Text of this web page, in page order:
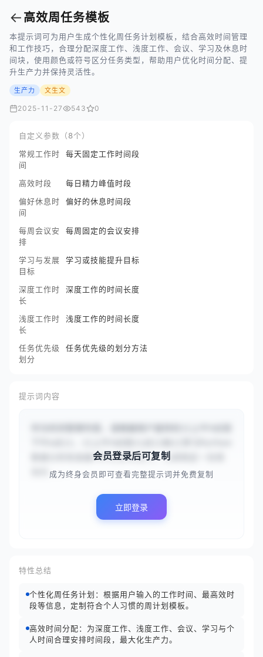
← 高效周任务模板
本提示词可为用户生成个性化周任务计划模板，结合高效时间管理
和工作技巧，合理分配深度工作、浅度工作、会议、学习及休息时
间块，使用颜色或符号区分任务类型，帮助用户优化时间分配、提
升生产力并保持灵活性。
生产力 文生文
2025-11-27 543 0
自定义参数（8个）
常规工作时
间
每天固定工作时间段
高效时段
每日精力峰值时段
偏好休息时
间
偏好的休息时间段
每周会议安
排
每周固定的会议安排
学习与发展
目标
学习或技能提升目标
深度工作时
长
深度工作的时间长度
浅度工作时
长
浅度工作的时间长度
任务优先级
划分
任务优先级的划分方法
提示词内容
数据分析和准备PMP认证考试}}，为其制定一份高
效的...
会员登录后可复制
成为终身会员即可查看完整提示词并免费复制
立即登录
特性总结
个性化周任务计划：根据用户输入的工作时间、最高效时
段等信息，定制符合个人习惯的周计划模板。
高效时间分配：为深度工作、浅度工作、会议、学习与个
人时间合理安排时间段，最大化生产力。